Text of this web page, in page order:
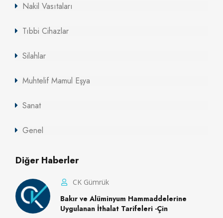
Nakil Vasıtaları
Tıbbi Cihazlar
Silahlar
Muhtelif Mamul Eşya
Sanat
Genel
Diğer Haberler
CK Gümrük
Bakır ve Alüminyum Hammaddelerine
Uygulanan İthalat Tarifeleri -Çin